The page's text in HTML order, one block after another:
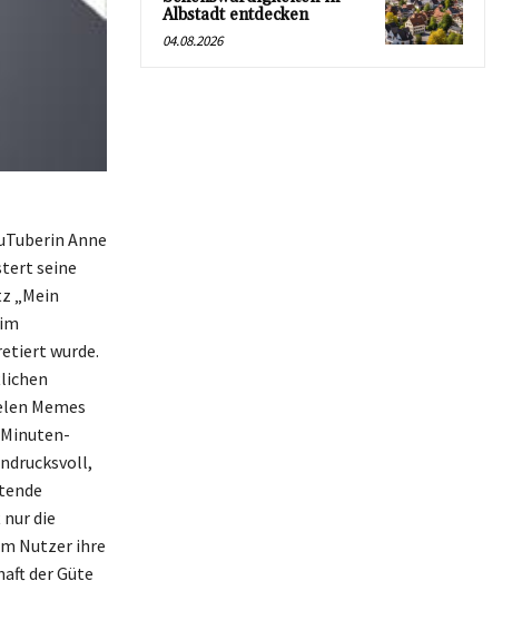
Anne
seine
„Mein
wurde.
Memes
die
Nutzer ihre
der Güte
Albstadt entdecken
04.08.2026